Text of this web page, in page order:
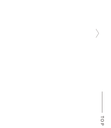
TOP